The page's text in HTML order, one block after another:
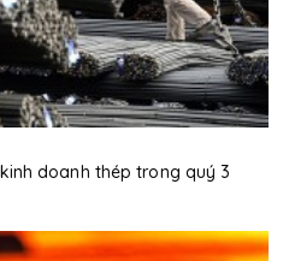
doanh thép trong quý 3